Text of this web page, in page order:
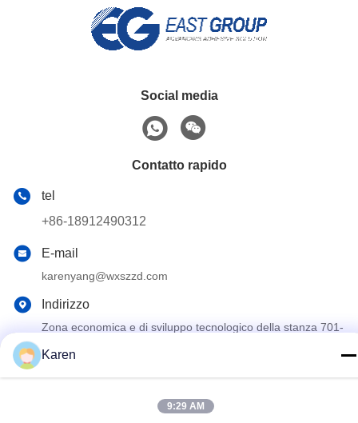
Social media
Contatto rapido
tel
+86-18912490312
E-mail
karenyang@wxszzd.com
Indirizzo
Zona economica e di sviluppo tecnologico della stanza 701-
La Cina va bene. Qualità Colla calda della colata di PUR
Karen
9:29 AM